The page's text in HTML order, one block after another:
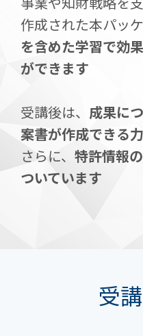
作成された本パッケ
を含めた学習で効
ができます
受講後は、 成果に
案書が作成できる力
さらに、 特許情報
ついています
受